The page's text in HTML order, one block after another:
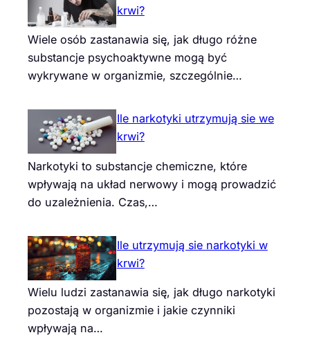
krwi?
Wiele osób zastanawia się, jak długo różne
substancje psychoaktywne mogą być
wykrywane w organizmie, szczególnie…
Ile narkotyki utrzymują sie we
krwi?
Narkotyki to substancje chemiczne, które
wpływają na układ nerwowy i mogą prowadzić
do uzależnienia. Czas,…
Ile utrzymują sie narkotyki w
krwi?
Wielu ludzi zastanawia się, jak długo narkotyki
pozostają w organizmie i jakie czynniki
wpływają na…